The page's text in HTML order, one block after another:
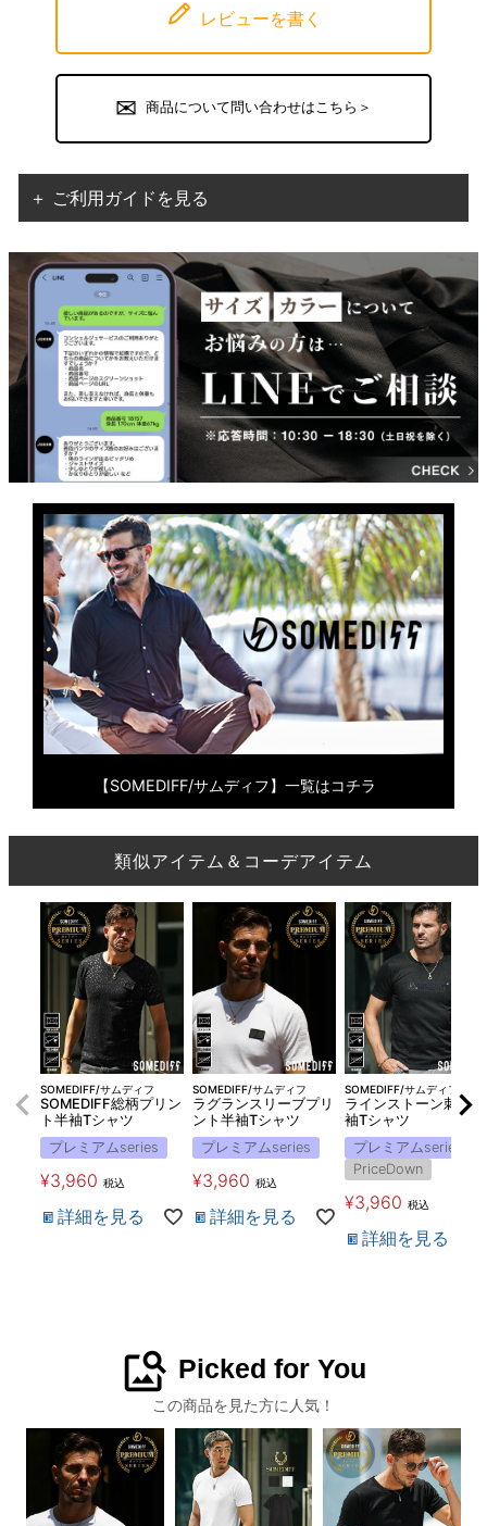
レビューを書く
商品について問い合わせはこちら＞
＋ ご利用ガイドを見る
【SOMEDIFF/サムディフ】一覧はコチラ
類似アイテム＆コーデアイテム
SOMEDIFF/サムディフ
SOMEDIFF総柄プリン
ト半袖Tシャツ
プレミアムseries
¥3,960 税込
詳細を見る
SOMEDIFF/サムディフ
ラグランスリーブプリ
ント半袖Tシャツ
プレミアムseries
¥3,960 税込
詳細を見る
SOMEDIFF/サムディフ
ラインストーン刺繍半
袖Tシャツ
プレミアムseries
PriceDown
¥3,960 税込
詳細を見る
image_search Picked for You
この商品を見た方に人気！